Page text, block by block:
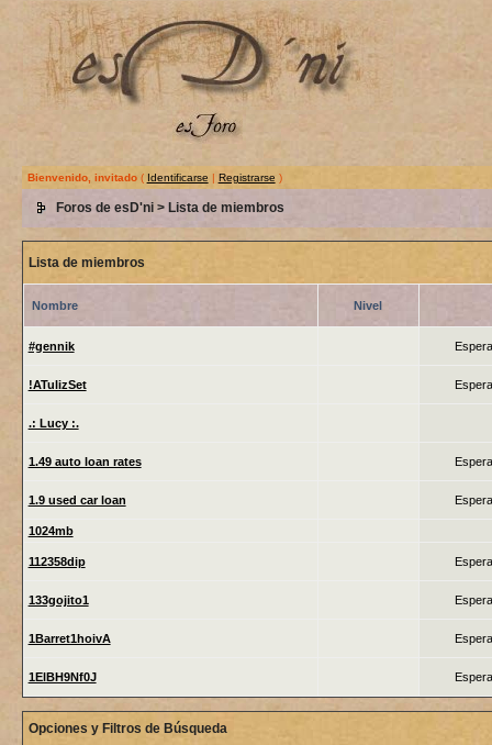
Bienvenido, invitado( Identificarse | Registrarse )
Foros de esD'ni> Lista de miembros
Lista de miembros
Nombre Nivel
#gennik
!ATulizSet
.: Lucy :.
1.49 auto loan rates
1.9 used car loan
1024mb
112358dip
133gojito1
1Barret1hoivA
1ElBH9Nf0J
Opciones y Filtros de Búsqueda